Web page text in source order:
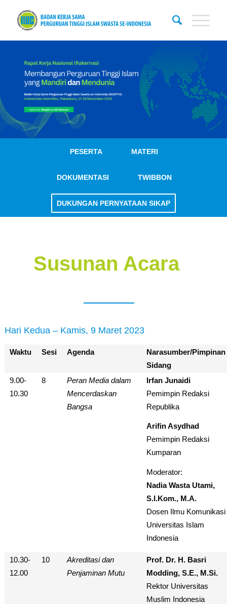
PESERTA MATERI
DOKUMENTASI TWIBBON
DUKUNGAN PERNYATAAN SIKAP
Susunan Acara
Hari Kedua – Kamis, 9 Maret 2023
Waktu Sesi Agenda
Narasumber/Pimpinan
Sidang
9.00-
10.30
8
Peran Media dalam
Mencerdaskan
Bangsa
Irfan Junaidi
Pemimpin Redaksi
Republika
Arifin Asydhad
Pemimpin Redaksi
Kumparan
Moderator:
Nadia Wasta Utami,
S.I.Kom., M.A.
Dosen Ilmu Komunikasi
Universitas Islam
Indonesia
10.30-
12.00
10
Akreditasi dan
Penjaminan Mutu
Prof. Dr. H. Basri
Modding, S.E., M.Si.
Rektor Universitas
Muslim Indonesia